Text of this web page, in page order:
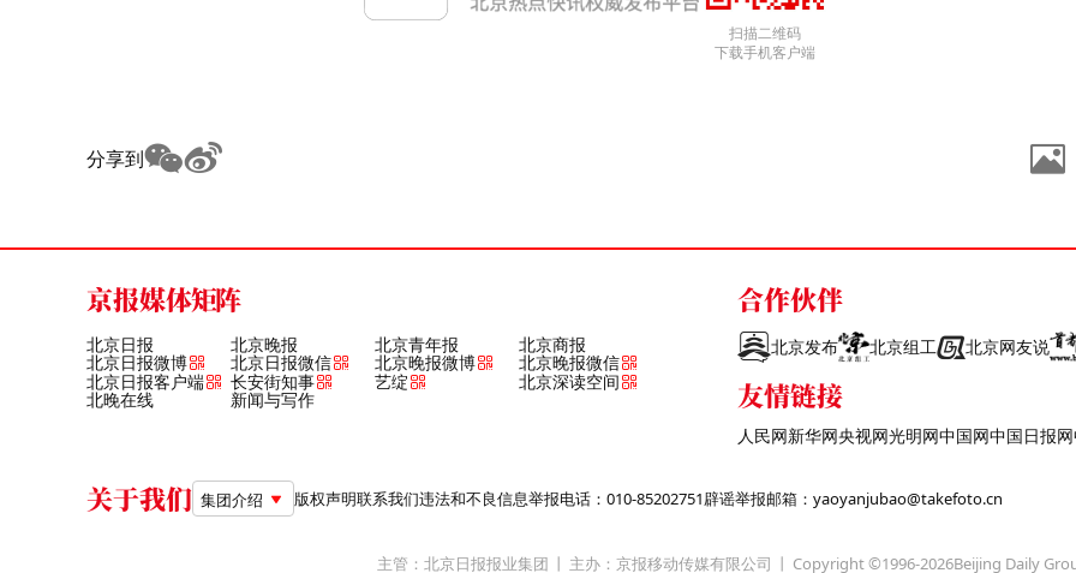
扫描二维码
下载手机客户端
分享到
京报媒体矩阵
北京日报 北京晚报 北京青年报 北京商报
北京日报微博 北京日报微信 北京晚报微博
北京晚报微信
北京日报客户端
长安街知事 艺绽 北京深读空间
北晚在线 新闻与写作
合作伙伴
北京发布 北京组工 北京网友说
友情链接
人民网新华网央视网光明网中国网中国日报网
关于我们 集团介绍 版权声明联系我们违法和不良信息举报电话：010-85202751辟谣举报邮箱：yaoyanjubao@takefoto.cn
主管：北京日报报业集团 主办：京报移动传媒有限公司 Copyright ©1996-2026Beijing Daily